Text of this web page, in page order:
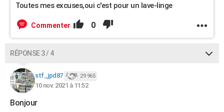
Toutes mes excuses,oui c'est pour un lave-linge
Commenter 0
RÉPONSE 3 / 4
stf_jpd87 29 965
10 nov. 2021 à 11:52
Bonjour